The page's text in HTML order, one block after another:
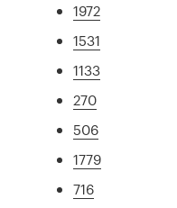
1972
1531
1133
270
506
1779
716